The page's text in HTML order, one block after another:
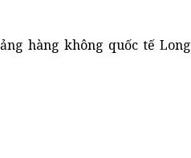
hàng không quốc tế Long